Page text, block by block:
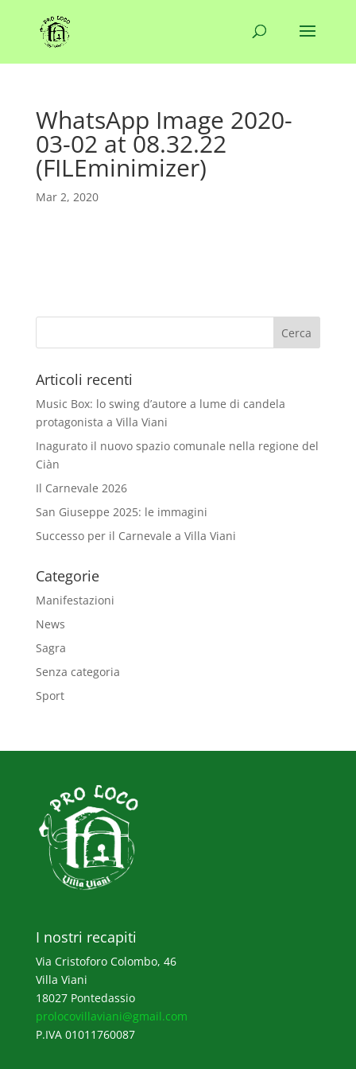
WhatsApp Image 2020-
03-02 at 08.32.22
(FILEminimizer)
Mar 2, 2020
Articoli recenti
Music Box: lo swing d’autore a lume di candela
protagonista a Villa Viani
Inagurato il nuovo spazio comunale nella regione del
Ciàn
Il Carnevale 2026
San Giuseppe 2025: le immagini
Successo per il Carnevale a Villa Viani
Categorie
Manifestazioni
News
Sagra
Senza categoria
Sport
I nostri recapiti
Via Cristoforo Colombo, 46
Villa Viani
18027 Pontedassio
prolocovillaviani@gmail.com
P.IVA 01011760087